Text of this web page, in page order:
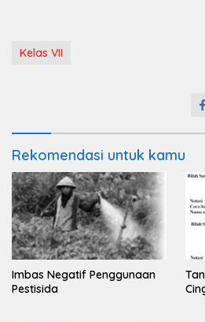
Kelas VII
Rekomendasi untuk kamu
Imbas Negatif Penggunaan
Pestisida